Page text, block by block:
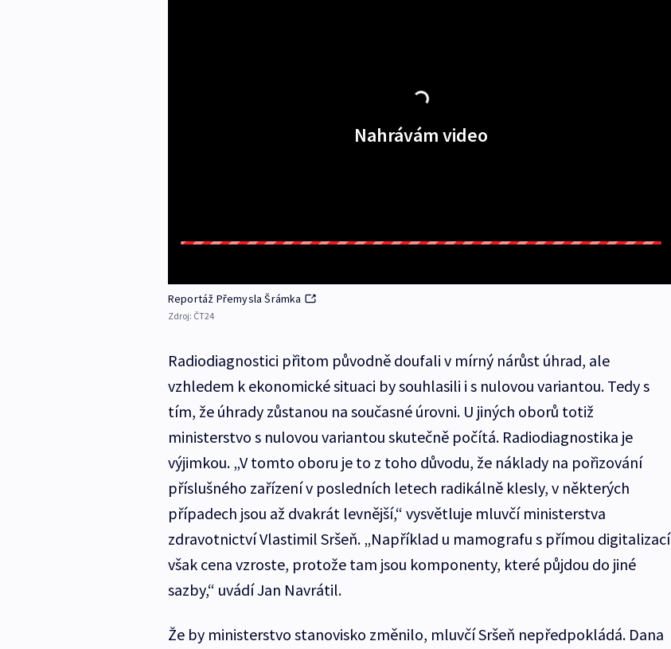
Nahrávám video
Reportáž Přemysla Šrámka
Zdroj: ČT24
Radiodiagnostici přitom původně doufali v mírný nárůst úhrad, ale
vzhledem k ekonomické situaci by souhlasili i s nulovou variantou. Tedy s
tím, že úhrady zůstanou na současné úrovni. U jiných oborů totiž
ministerstvo s nulovou variantou skutečně počítá. Radiodiagnostika je
výjimkou. „V tomto oboru je to z toho důvodu, že náklady na pořizování
příslušného zařízení v posledních letech radikálně klesly, v některých
případech jsou až dvakrát levnější,“ vysvětluje mluvčí ministerstva
zdravotnictví Vlastimil Sršeň. „Například u mamografu s přímou digitalizací
však cena vzroste, protože tam jsou komponenty, které půjdou do jiné
sazby,“ uvádí Jan Navrátil.
Že by ministerstvo stanovisko změnilo, mluvčí Sršeň nepředpokládá. Dana